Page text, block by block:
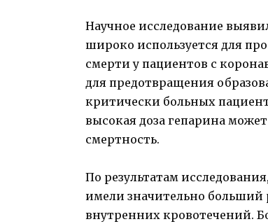
Научное исследование
широко используется для
смерти у пациентов с
для предотвращения
критически больных
высокая доза гепарина
смертность.
По результатам
имели значительно больший
внутренних кровотечений.